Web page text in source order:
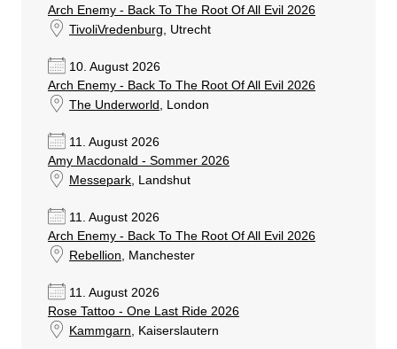
Arch Enemy - Back To The Root Of All Evil 2026
TivoliVredenburg, Utrecht
10. August 2026
Arch Enemy - Back To The Root Of All Evil 2026
The Underworld , London
11. August 2026
Amy Macdonald - Sommer 2026
Messepark, Landshut
11. August 2026
Arch Enemy - Back To The Root Of All Evil 2026
Rebellion, Manchester
11. August 2026
Rose Tattoo - One Last Ride 2026
Kammgarn, Kaiserslautern